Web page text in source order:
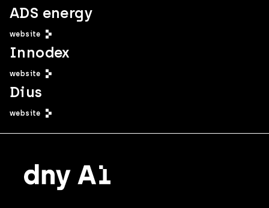
ADS energy
website
Innodex
website
Dius
website